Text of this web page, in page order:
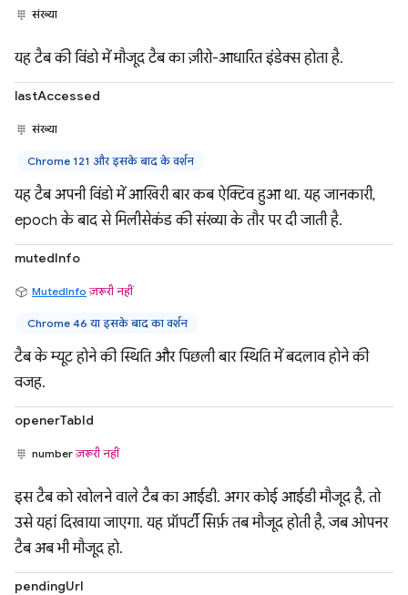
संख्या
यह टैब की विंडो में मौजूद टैब का ज़ीरो-आधारित इंडेक्स होता है.
lastAccessed
संख्या
Chrome 121 और इसके बाद के वर्शन
यह टैब अपनी विंडो में आखिरी बार कब ऐक्टिव हुआ था. यह जानकारी,
epoch के बाद से मिलीसेकंड की संख्या के तौर पर दी जाती है.
mutedInfo
MutedInfo ज़रूरी नहीं
Chrome 46 या इसके बाद का वर्शन
टैब के म्यूट होने की स्थिति और पिछली बार स्थिति में बदलाव होने की
वजह.
openerTabId
numberज़रूरी नहीं
इस टैब को खोलने वाले टैब का आईडी. अगर कोई आईडी मौजूद है, तो
उसे यहां दिखाया जाएगा. यह प्रॉपर्टी सिर्फ़ तब मौजूद होती है, जब ओपनर
टैब अब भी मौजूद हो.
pendingUrl